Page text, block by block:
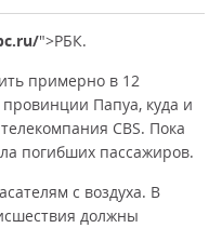
">РБК.
примерно в 12
Папуа, куда и
CBS. Пока
погибших пассажиров.
с воздуха. В
должны